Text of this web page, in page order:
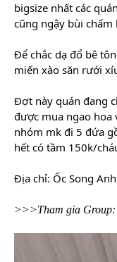
bigsize nhất các
cũng ngậy bùi
Để chắc dạ đổ bê
miến xào săn rưới
Đợt này quán đang
được mua ngao hoa
nhóm mk đi 5 đứa
hết có tầm 150k/
Địa chỉ: Ốc Song
>>>Tham gia Group: